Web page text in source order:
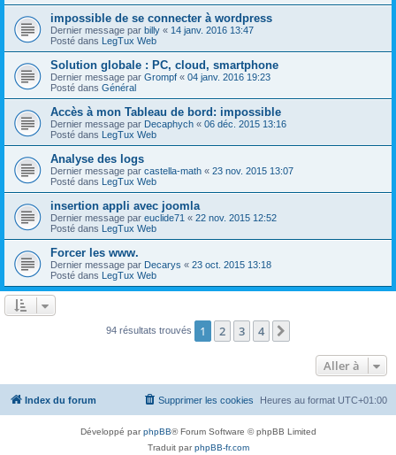
impossible de se connecter à wordpress
Dernier message par billy « 14 janv. 2016 13:47
Posté dans LegTux Web
Solution globale : PC, cloud, smartphone
Dernier message par Grompf « 04 janv. 2016 19:23
Posté dans Général
Accès à mon Tableau de bord: impossible
Dernier message par Decaphych « 06 déc. 2015 13:16
Posté dans LegTux Web
Analyse des logs
Dernier message par castella-math « 23 nov. 2015 13:07
Posté dans LegTux Web
insertion appli avec joomla
Dernier message par euclide71 « 22 nov. 2015 12:52
Posté dans LegTux Web
Forcer les www.
Dernier message par Decarys « 23 oct. 2015 13:18
Posté dans LegTux Web
94 résultats trouvés 1 2 3 4
Aller à
Index du forum Heures au format UTC+01:00
Supprimer les cookies
Développé parphpBB® Forum Software © phpBB Limited
Traduit parphpBB-fr.com